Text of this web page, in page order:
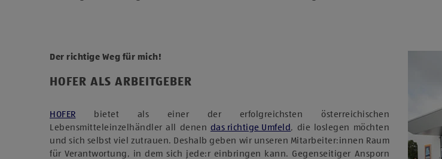
HOFER ALS ARBEITGEBER
Der richtige Weg für mich!
HOFER bietet als einer der erfolgreichsten österreichischen
Lebensmitteleinzelhändler all denen das richtige Umfeld , die loslegen möchten
und sich selbst viel zutrauen. Deshalb geben wir unseren Mitarbeiter:innen Raum
für Verantwortung, in dem sich jede:r einbringen kann. Gegenseitiger Ansporn